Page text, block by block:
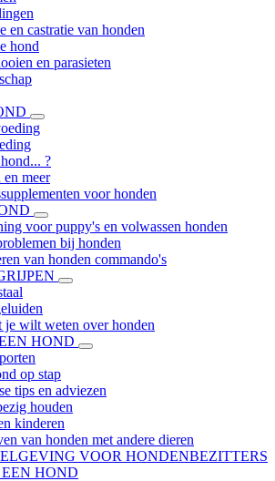
en castratie van honden
hond
en parasieten
?
en meer
voor honden
voor puppy's en volwassen honden
bij honden
van honden commando's
je wilt weten over honden
HOND
op stap
tips en adviezen
houden
kinderen
van honden met andere dieren
VOOR HONDENBEZITTERS
HOND